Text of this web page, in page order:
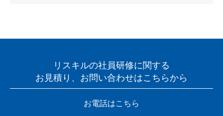
リスキルの社員研修に関する
お見積り、お問い合わせはこちらから
お電話はこちら